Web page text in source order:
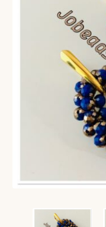
RETOURNEREN
VERLANGLIJST
VERZENDKOSTEN
VOLG BESTELLING